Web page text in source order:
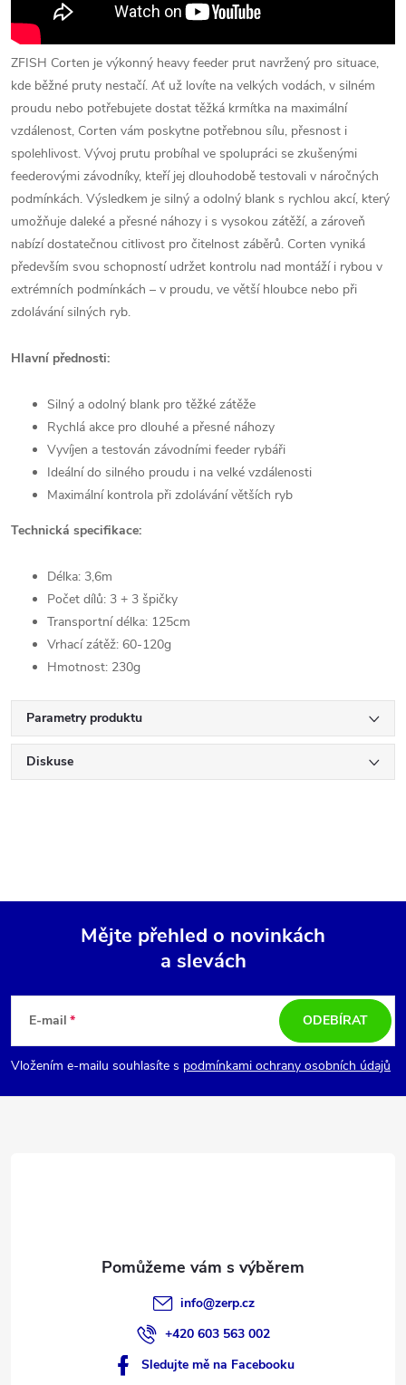
ZFISH Corten je výkonný heavy feeder prut navržený pro situace,
kde běžné pruty nestačí. Ať už lovíte na velkých vodách, v silném
proudu nebo potřebujete dostat těžká krmítka na maximální
vzdálenost, Corten vám poskytne potřebnou sílu, přesnost i
spolehlivost. Vývoj prutu probíhal ve spolupráci se zkušenými
feederovými závodníky, kteří jej dlouhodobě testovali v náročných
podmínkách. Výsledkem je silný a odolný blank s rychlou akcí, který
umožňuje daleké a přesné náhozy i s vysokou zátěží, a zároveň
nabízí dostatečnou citlivost pro čitelnost záběrů. Corten vyniká
především svou schopností udržet kontrolu nad montáží i rybou v
extrémních podmínkách – v proudu, ve větší hloubce nebo při
zdolávání silných ryb.
Hlavní přednosti:
Silný a odolný blank pro těžké zátěže
Rychlá akce pro dlouhé a přesné náhozy
Vyvíjen a testován závodními feeder rybáři
Ideální do silného proudu i na velké vzdálenosti
Maximální kontrola při zdolávání větších ryb
Technická specifikace:
Délka: 3,6m
Počet dílů: 3 + 3 špičky
Transportní délka: 125cm
Vrhací zátěž: 60-120g
Hmotnost: 230g
Parametry produktu
Diskuse
p
a
Mějte přehled o novinkách
a slevách
E-mail
Vložením e-mailu souhlasíte s podmínkami ochrany osobních údajů
ODEBÍRAT
info@zerp.cz
+420 603 563 002
Sledujte mě na Facebooku